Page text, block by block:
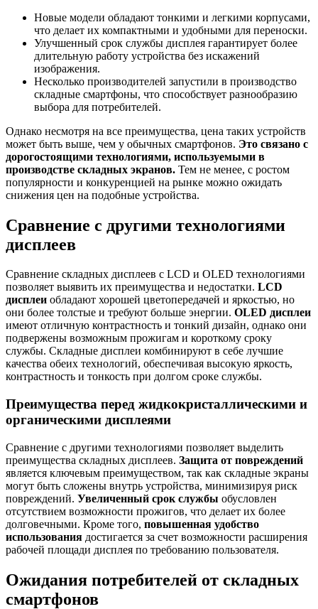
Новые модели обладают тонкими и легкими корпусами,
что делает их компактными и удобными для переноски.
Улучшенный срок службы дисплея гарантирует более
длительную работу устройства без искажений
изображения.
Несколько производителей запустили в производство
складные смартфоны, что способствует разнообразию
выбора для потребителей.
Однако несмотря на все преимущества, цена таких устройств
может быть выше, чем у обычных смартфонов. Это связано с
дорогостоящими технологиями, используемыми в
производстве складных экранов. Тем не менее, с ростом
популярности и конкуренцией на рынке можно ожидать
снижения цен на подобные устройства.
Сравнение с другими технологиями
дисплеев
Сравнение складных дисплеев с LCD и OLED технологиями
позволяет выявить их преимущества и недостатки. LCD
дисплеи обладают хорошей цветопередачей и яркостью, но
они более толстые и требуют больше энергии. OLED дисплеи
имеют отличную контрастность и тонкий дизайн, однако они
подвержены возможным прожигам и короткому сроку
службы. Складные дисплеи комбинируют в себе лучшие
качества обеих технологий, обеспечивая высокую яркость,
контрастность и тонкость при долгом сроке службы.
Преимущества перед жидкокристаллическими и
органическими дисплеями
Сравнение с другими технологиями позволяет выделить
преимущества складных дисплеев. Защита от повреждений
является ключевым преимуществом, так как складные экраны
могут быть сложены внутрь устройства, минимизируя риск
повреждений. Увеличенный срок службы обусловлен
отсутствием возможности прожигов, что делает их более
долговечными. Кроме того, повышенная удобство
использования достигается за счет возможности расширения
рабочей площади дисплея по требованию пользователя.
Ожидания потребителей от складных
смартфонов